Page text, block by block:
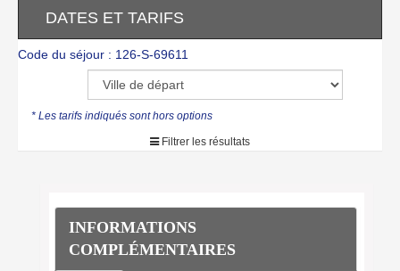
DATES ET TARIFS
Code du séjour : 126-S-69611
* Les tarifs indiqués sont hors options
Filtrer les résultats
INFORMATIONS
COMPLÉMENTAIRES